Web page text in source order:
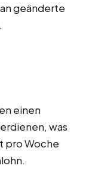
geänderte
einen
was
pro Woche